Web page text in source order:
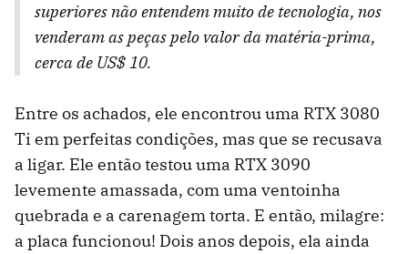
superiores não entendem muito de tecnologia, nos
venderam as peças pelo valor da matéria-prima,
cerca de US$ 10.
Entre os achados, ele encontrou uma RTX 3080
Ti em perfeitas condições, mas que se recusava
a ligar. Ele então testou uma RTX 3090
levemente amassada, com uma ventoinha
quebrada e a carenagem torta. E então, milagre:
a placa funcionou! Dois anos depois, ela ainda